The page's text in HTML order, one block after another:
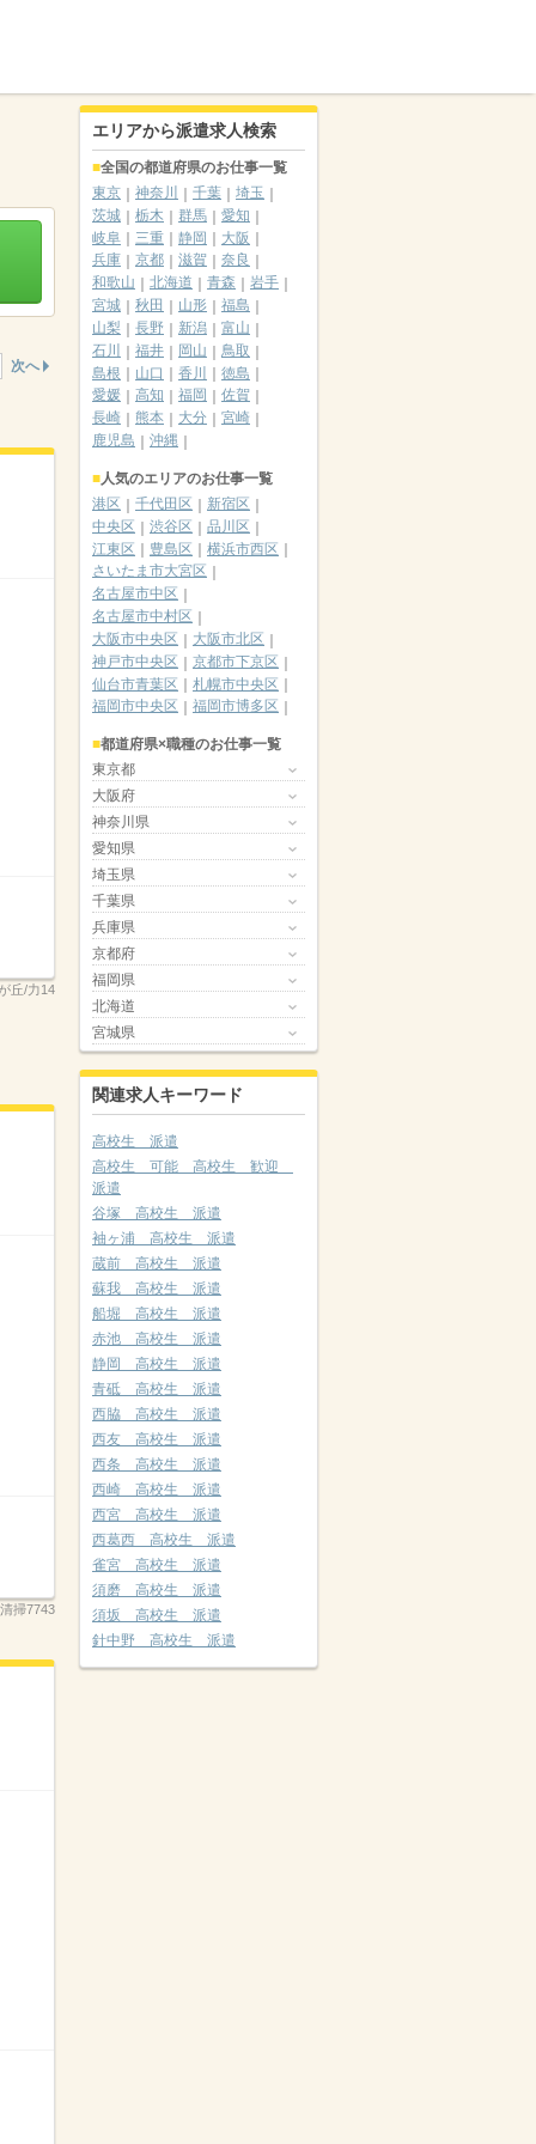
次へ
丘/力14
掃7743
エリアから派遣求人検索
全国の都道府県のお仕事一覧
東京
神奈川 千葉
埼玉
茨城
栃木 群馬
愛知
岐阜
三重 静岡
大阪
兵庫
京都 滋賀
奈良
和歌山
北海道 青森
岩手
宮城
秋田 山形
福島
山梨
長野 新潟
富山
石川
福井 岡山
鳥取
島根
山口 香川
徳島
愛媛
高知 福岡
佐賀
長崎
熊本 大分
宮崎
鹿児島
沖縄
人気のエリアのお仕事一覧
港区
千代田区
新宿区
中央区
渋谷区
品川区
江東区
豊島区
横浜市西区
さいたま市大宮区
名古屋市中区
名古屋市中村区
大阪市中央区
大阪市北区
神戸市中央区
京都市下京区
仙台市青葉区
札幌市中央区
福岡市中央区
福岡市博多区
都道府県×職種のお仕事一覧
東京都
大阪府
神奈川県
愛知県
埼玉県
千葉県
兵庫県
京都府
福岡県
北海道
宮城県
関連求人キーワード
高校生 派遣
高校生 可能 高校生 歓迎
派遣
谷塚 高校生 派遣
袖ヶ浦 高校生 派遣
蔵前 高校生 派遣
蘇我 高校生 派遣
船堀 高校生 派遣
赤池 高校生 派遣
静岡 高校生 派遣
青砥 高校生 派遣
西脇 高校生 派遣
西友 高校生 派遣
西条 高校生 派遣
西崎 高校生 派遣
西宮 高校生 派遣
西葛西 高校生 派遣
雀宮 高校生 派遣
須磨 高校生 派遣
須坂 高校生 派遣
針中野 高校生 派遣